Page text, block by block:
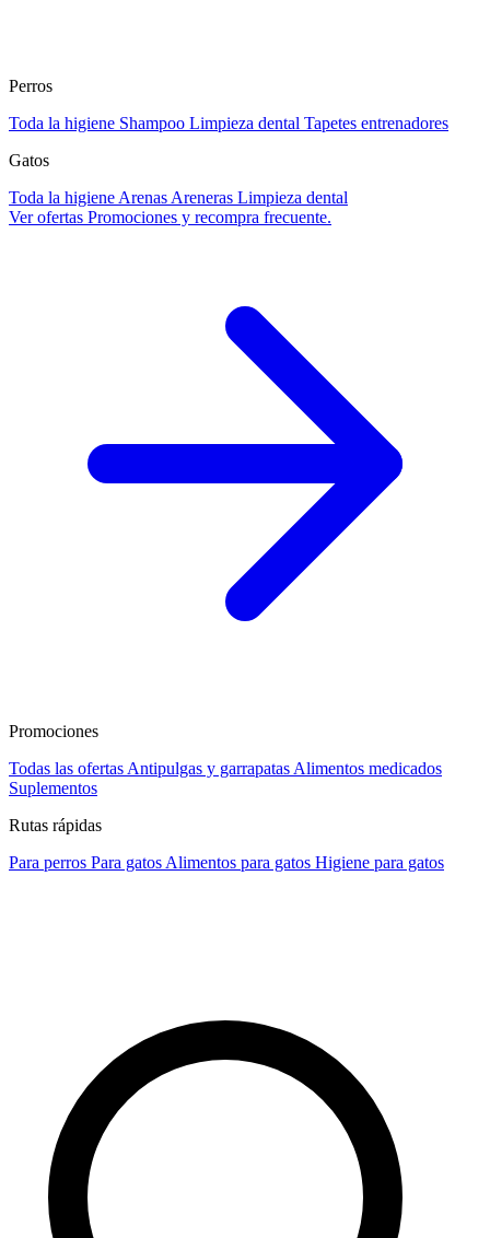
Perros
Toda la higiene Shampoo Limpieza dental Tapetes entrenadores
Gatos
Toda la higiene Arenas Areneras Limpieza dental
Ver ofertas Promociones y recompra frecuente.
Promociones
Todas las ofertas Antipulgas y garrapatas Alimentos medicados
Suplementos
Rutas rápidas
Para perros Para gatos Alimentos para gatos Higiene para gatos